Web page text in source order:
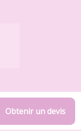
Obtenir un devis